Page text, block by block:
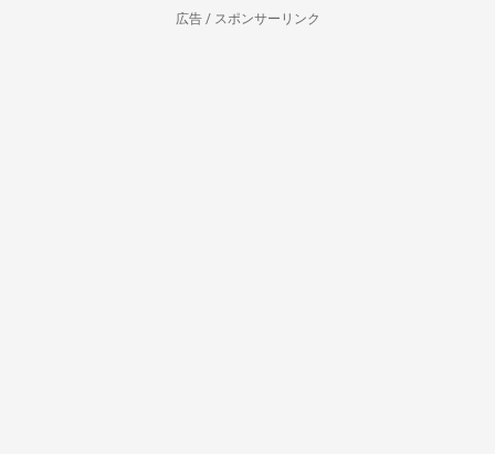
広告 / スポンサーリンク